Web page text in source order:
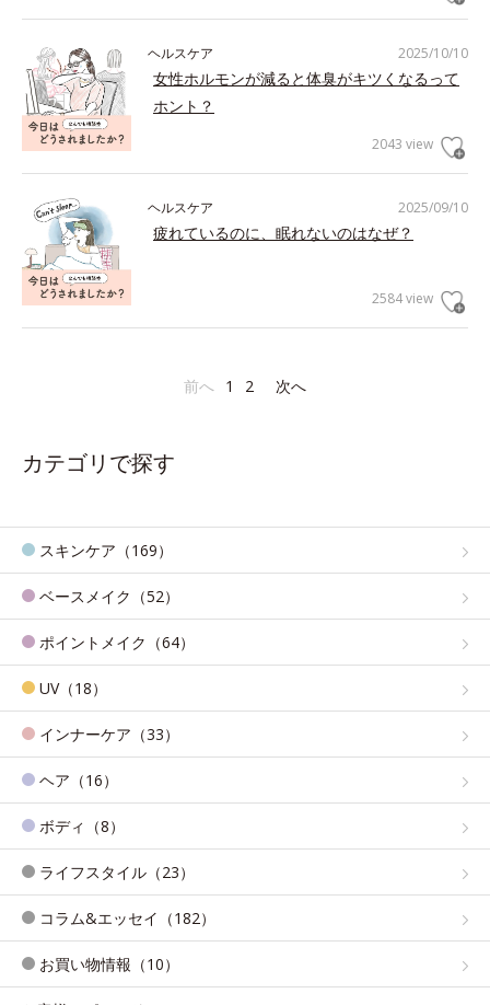
2025/10/10
ヘルスケア
女性ホルモンが減ると体臭がキツくなるって
ホント？
2043 view
2025/09/10
ヘルスケア
疲れているのに、眠れないのはなぜ？
2584 view
前へ 1 2 次へ
カテゴリで探す
スキンケア（169）
ベースメイク（52）
ポイントメイク（64）
UV（18）
インナーケア（33）
ヘア（16）
ボディ（8）
ライフスタイル（23）
コラム&エッセイ（182）
お買い物情報（10）